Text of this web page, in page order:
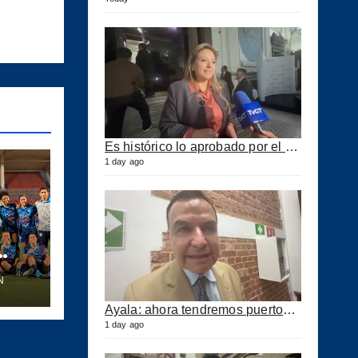
Es histórico lo aprobado por el Congreso ahora se podrán construir puertos privados
1 day ago
Ayala: ahora tendremos puertos eficientes y seguros con esta ley aprobada
1 day ago